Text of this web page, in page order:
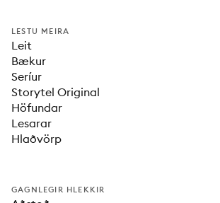
LESTU MEIRA
Leit
Bækur
Seríur
Storytel Original
Höfundar
Lesarar
Hlaðvörp
GAGNLEGIR HLEKKIR